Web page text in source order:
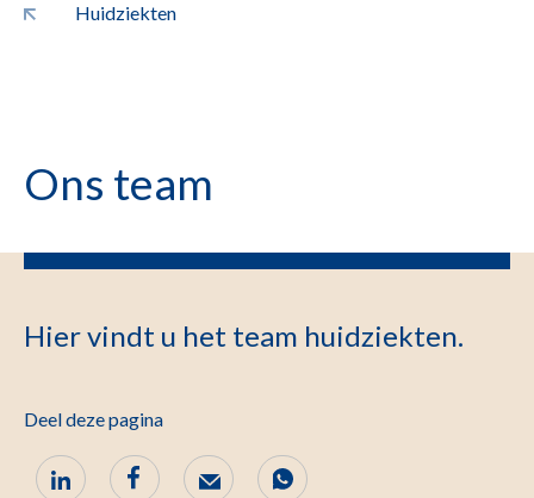
Huidziekten
Ons team
Hier vindt u het team huidziekten.
Deel deze pagina